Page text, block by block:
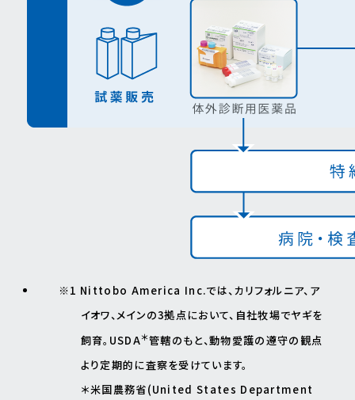
※1 Nittobo America Inc.では、カリフォルニア、ア
イオワ、メインの3拠点において、自社牧場でヤギを
飼育。USDA＊管轄のもと、動物愛護の遵守の観点
より定期的に査察を受けています。
＊米国農務省(United States Department